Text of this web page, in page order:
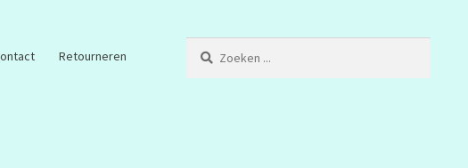
Retourneren